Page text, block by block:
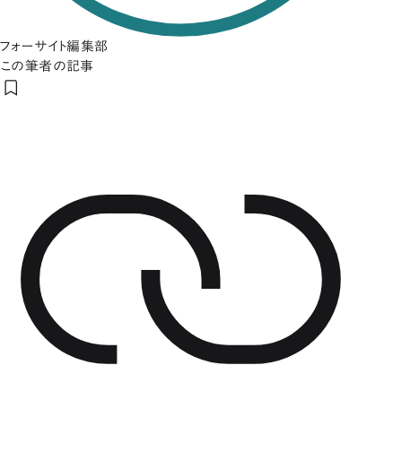
フォーサイト編集部
この筆者の記事